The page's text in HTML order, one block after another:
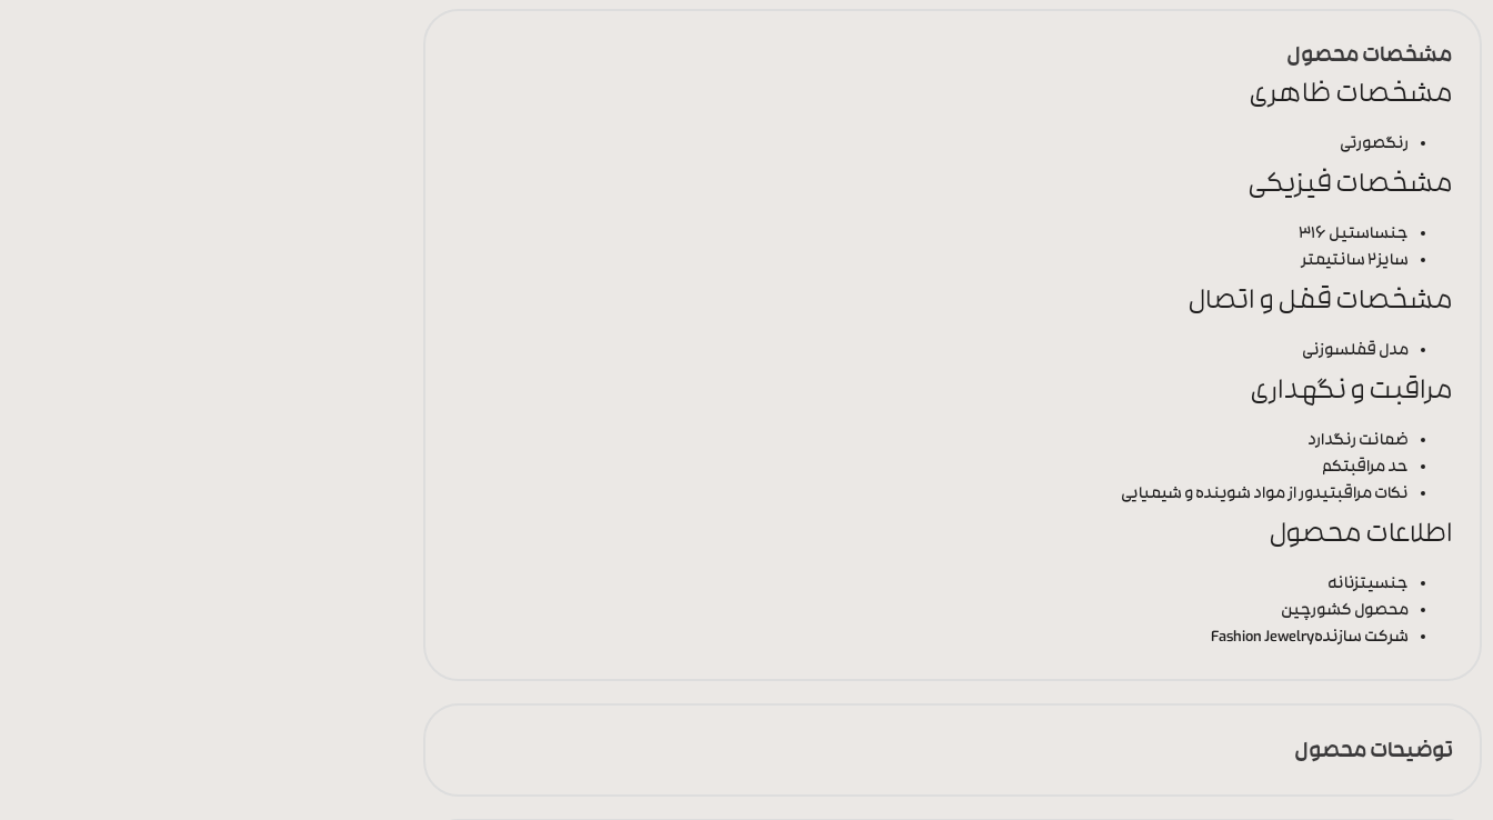
مشخصات محصول
مشخصات ظاهری
رنگصورتی
مشخصات فیزیکی
جنساستیل 316
سایز2 سانتیمتر
مشخصات قفل و اتصال
مدل قفلسوزنی
مراقبت و نگهداری
ضمانت رنگدارد
حد مراقبتکم
نکات مراقبتیدور از مواد شوینده و شیمیایی
اطلاعات محصول
جنسیتزنانه
محصول کشورچین
شرکت سازندهFashion Jewelry
توضیحات محصول